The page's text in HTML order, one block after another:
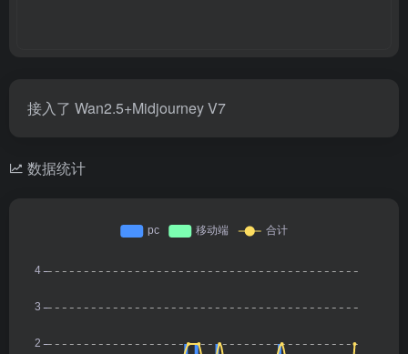
接入了 Wan2.5+Midjourney V7
数据统计